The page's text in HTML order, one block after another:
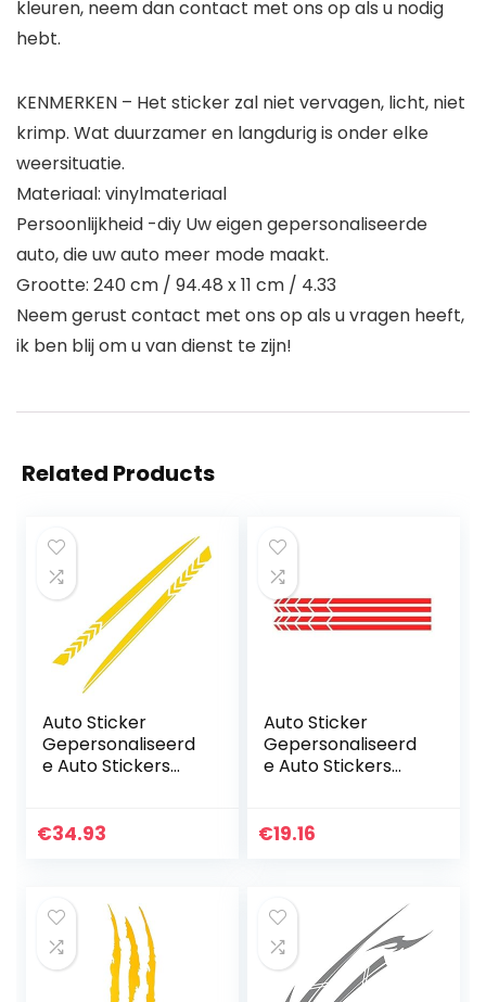
kleuren, neem dan contact met ons op als u nodig
hebt.
KENMERKEN – Het sticker zal niet vervagen, licht, niet
krimp. Wat duurzamer en langdurig is onder elke
weersituatie.
Materiaal: vinylmateriaal
Persoonlijkheid -diy Uw eigen gepersonaliseerde
auto, die uw auto meer mode maakt.
Grootte: 240 cm / 94.48 x 11 cm / 4.33
Neem gerust contact met ons op als u vragen heeft,
ik ben blij om u van dienst te zijn!
Related Products
Auto Sticker
Gepersonaliseerd
e Auto Stickers
Auto Styling Stick
€34.93
Auto Sticker
Gepersonaliseerd
e Auto Stickers
Styling Stick Auto
€19.16